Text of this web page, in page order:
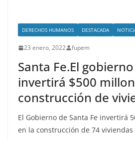
DERECHOS HUMANOS DESTACADA
23 enero, 2022 fupem
Santa Fe.El
invertirá $500
construcción de
El Gobierno de Santa Fe invertirá
en la construcción de 74